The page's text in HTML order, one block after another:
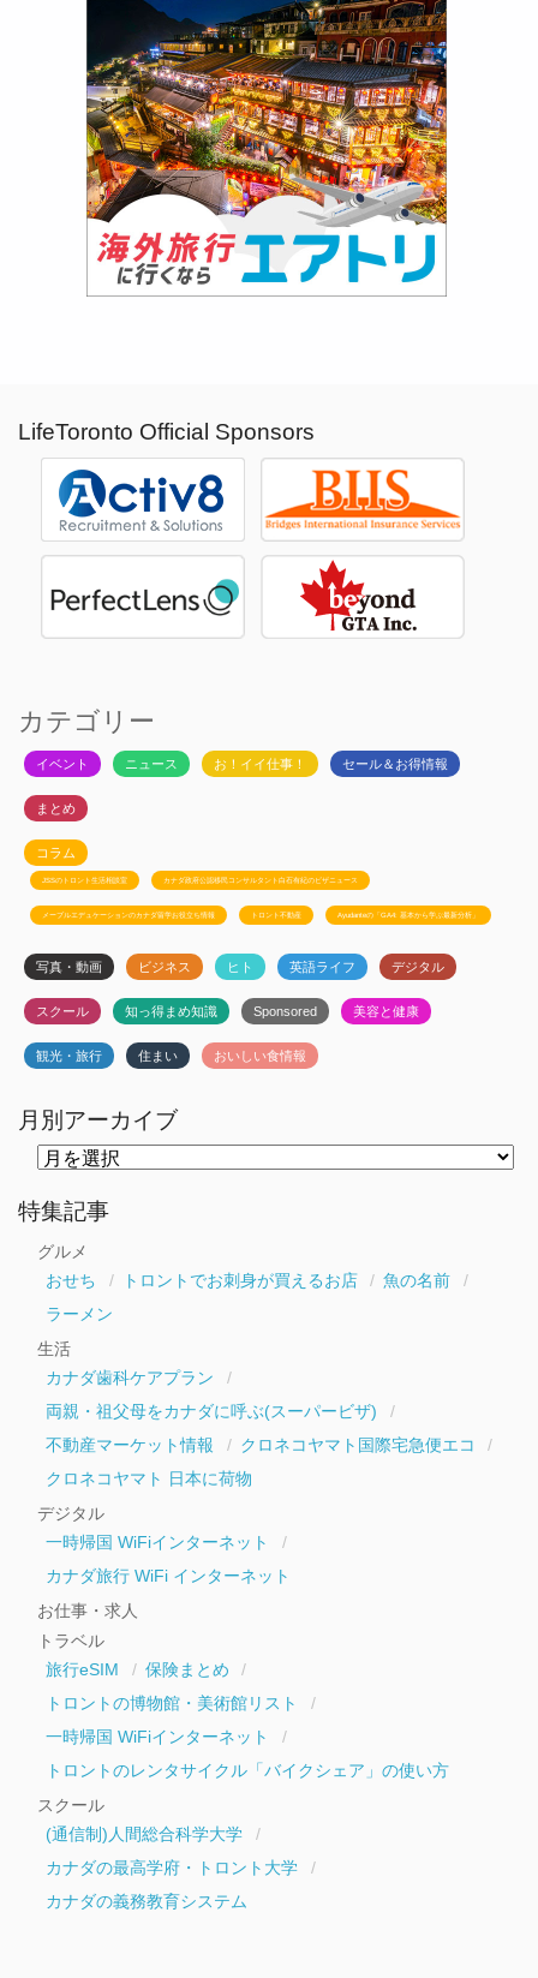
LifeToronto Official Sponsors
カテゴリー
イベント ニュース お！イイ仕事！ セール＆お得情報
まとめ
コラム
JSSのトロント生活相談室 カナダ政府公認移民コンサルタント白石有紀のビザニュース
メープルエデュケーションのカナダ留学お役立ち情報 トロント不動産 Ayudanteの「GA4: 基本から学ぶ最新分析」
写真・動画 ビジネス ヒト 英語ライフ デジタル
スクール 知っ得まめ知識 Sponsored 美容と健康
観光・旅行 住まい おいしい食情報
月別アーカイブ
ー
カ
特集記事
グルメ
おせち
トロントでお刺身が買えるお店
魚の名前
ラーメン
生活
カナダ歯科ケアプラン
両親・祖父母をカナダに呼ぶ(スーパービザ)
不動産マーケット情報
クロネコヤマト国際宅急便エコ
クロネコヤマト 日本に荷物
デジタル
一時帰国 WiFiインターネット
カナダ旅行 WiFi インターネット
お仕事・求人
トラベル
旅行eSIM
保険まとめ
トロントの博物館・美術館リスト
一時帰国 WiFiインターネット
トロントのレンタサイクル「バイクシェア」の使い方
スクール
(通信制)人間総合科学大学
カナダの最高学府・トロント大学
カナダの義務教育システム